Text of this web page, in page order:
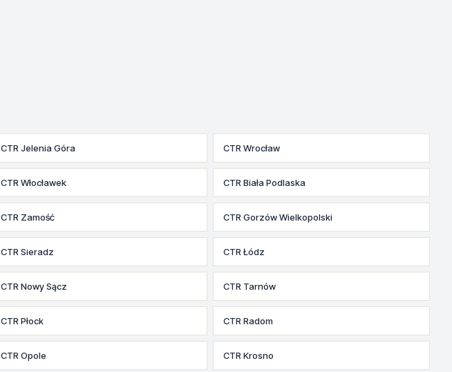
CTR Jelenia Góra CTR Wrocław
CTR Włocławek CTR Biała Podlaska
CTR Zamość CTR Gorzów Wielkopolski
CTR Sieradz CTR Łódz
CTR Nowy Sącz CTR Tarnów
CTR Płock CTR Radom
CTR Opole CTR Krosno